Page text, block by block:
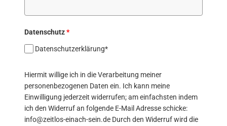
Datenschutz*
Datenschutzerklärung*
Hiermit willige ich in die Verarbeitung meiner
personenbezogenen Daten ein. Ich kann meine
Einwilligung jederzeit widerrufen; am einfachsten indem
ich den Widerruf an folgende E-Mail Adresse schicke:
info@zeitlos-einach-sein.de Durch den Widerruf wird die